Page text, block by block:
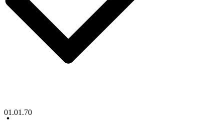
01.01.70